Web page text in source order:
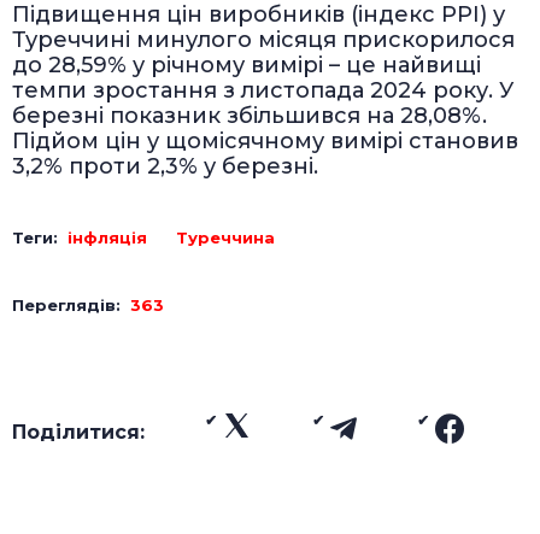
Підвищення цін виробників (індекс PPI) у
Туреччині минулого місяця прискорилося
до 28,59% у річному вимірі – це найвищі
темпи зростання з листопада 2024 року. У
березні показник збільшився на 28,08%.
Підйом цін у щомісячному вимірі становив
3,2% проти 2,3% у березні.
Теги: інфляція Туреччина
Переглядів: 363
Поділитися: